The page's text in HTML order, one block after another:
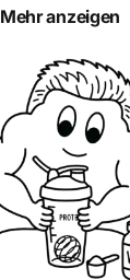
Mehr anzeigen